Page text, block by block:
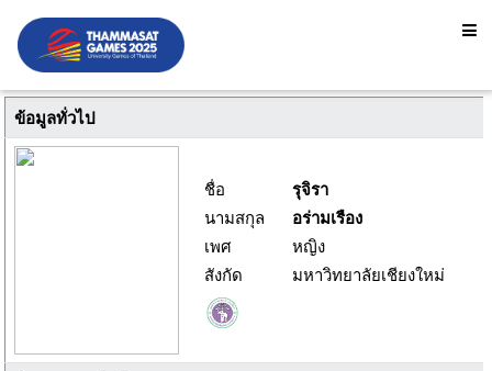
ข้อมูลทั่วไป
ชื่อ
รุจิรา
นามสกุล
อร่ามเรือง
เพศ
หญิง
สังกัด
มหาวิทยาลัยเชียงใหม่